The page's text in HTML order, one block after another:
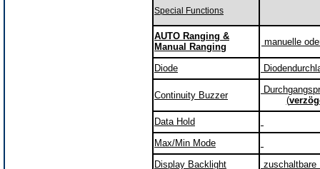
Special Functions
AUTO Ranging &
Manual Ranging
manuelle
Diode
Continuity Buzzer
(
Data Hold
Max/Min Mode
Display Backlight
zuschaltbare